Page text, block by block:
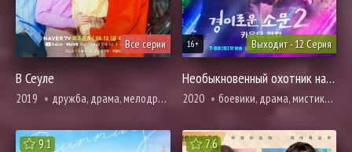
Все серии
В Сеуле
2019 дружба, драма, мелодрама, про молодость и любовь, про школу и школьников
Выходит - 12 Серия
16+
Необыкновенный охотник на демонов
2020 боевики, драма, мистика, комедия, про призраков, демонов и сверхъестественное, фэнтези, про школу и школьников
9.1 7.6